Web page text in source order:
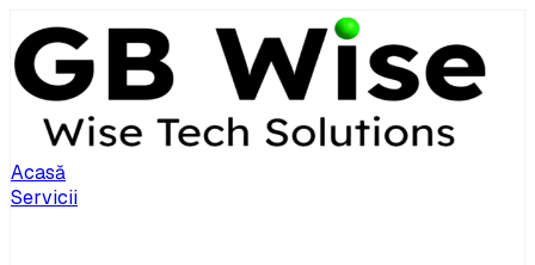
Acasă
Servicii